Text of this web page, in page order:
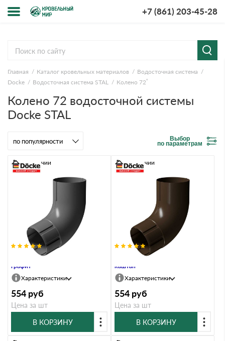
+7 (861) 203-45-28
компании
и оплата
ответы
Главная Каталог кровельных материалов
Водосточная система
Docke
Водосточная система STAL Колено 72˚
Колено 72 водосточной системы
Docke STAL
Выбор
по параметрам
Колено 72 STAL PREMIUM,
графит
В наличии
Характеристики
554 руб
Цена за шт
В КОРЗИНУ
Колено 72 STAL PREMIUM,
каштан
В наличии
Характеристики
554 руб
Цена за шт
В КОРЗИНУ